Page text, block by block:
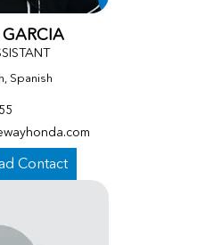
Spanish
Contact